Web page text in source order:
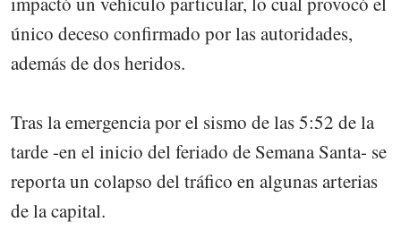
único deceso confirmado por las autoridades,
además de dos heridos.
Tras la emergencia por el sismo de las 5:52 de la
tarde -en el inicio del feriado de Semana Santa- se
reporta un colapso del tráfico en algunas arterias
de la capital.